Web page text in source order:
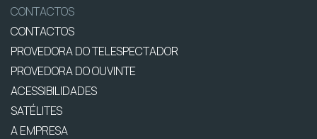
CONTACTOS
CONTACTOS
PROVEDORA DO TELESPECTADOR
PROVEDORA DO OUVINTE
ACESSIBILIDADES
SATÉLITES
A EMPRESA